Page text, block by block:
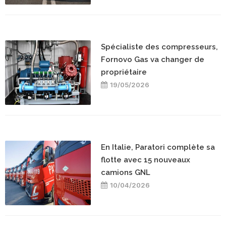
Spécialiste des compresseurs,
Fornovo Gas va changer de
propriétaire
19/05/2026
En Italie, Paratori complète sa
flotte avec 15 nouveaux
camions GNL
10/04/2026